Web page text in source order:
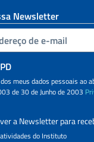
Newsletter
meus dados pessoais ao
de 30 de Junho de 2003
a Newsletter para
do Instituto